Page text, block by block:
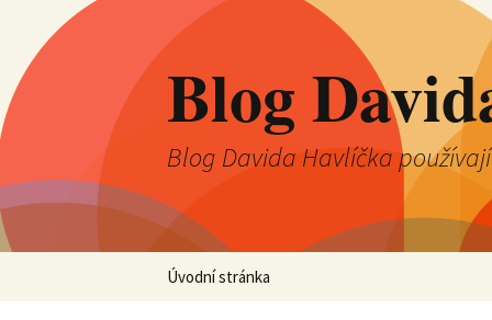
Blog
Blog Davida Havlíčka
Přejít
Úvodní stránka